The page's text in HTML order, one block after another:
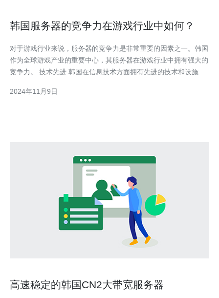
韩国服务器的竞争力在游戏行业中如何？
对于游戏行业来说，服务器的竞争力是非常重要的因素之一。韩国
作为全球游戏产业的重要中心，其服务器在游戏行业中拥有强大的
竞争力。 技术先进 韩国在信息技术方面拥有先进的技术和设施，
的云计算技术、数据中心设施和高速网络连接等技术优势，使得韩
2024年11月9日
高速稳定的韩国CN2大带宽服务器